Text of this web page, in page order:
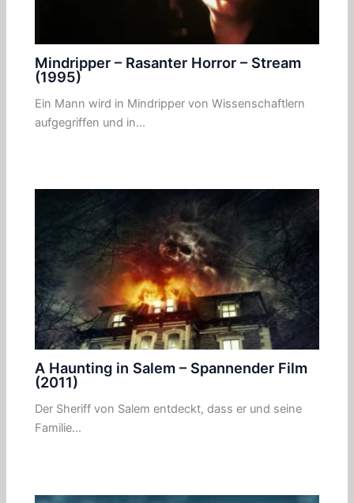
Mindripper – Rasanter Horror – Stream
(1995)
Ein Mann wird in Mindripper von Wissenschaftlern
aufgegriffen und in…
A Haunting in Salem – Spannender Film
(2011)
Der Sheriff von Salem entdeckt, dass er und seine
Familie…